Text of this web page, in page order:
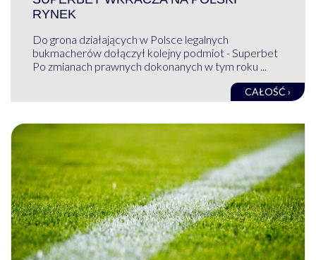
RYNEK
Do grona działających w Polsce legalnych
bukmacherów dołączył kolejny podmiot - Superbet
Po zmianach prawnych dokonanych w tym roku ...
CAŁOŚĆ ›